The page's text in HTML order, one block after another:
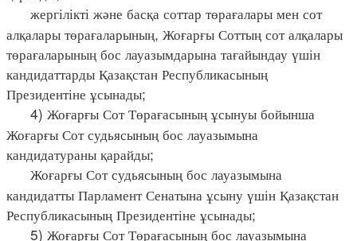
жергілікті және басқа соттар төрағалары мен сот
алқалары төрағаларының, Жоғарғы Соттың сот алқалары
төрағаларының бос лауазымдарына тағайындау үшін
кандидаттарды Қазақстан Республикасының
Президентіне ұсынады;
4) Жоғарғы Сот Төрағасының ұсынуы бойынша
Жоғарғы Сот судьясының бос лауазымына
кандидатураны қарайды;
Жоғарғы Сот судьясының бос лауазымына
кандидатты Парламент Сенатына ұсыну үшін Қазақстан
Республикасының Президентіне ұсынады;
5) Жоғарғы Сот Төрағасының бос лауазымына